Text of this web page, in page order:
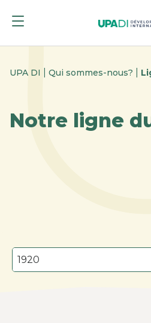
au
au
UPA DI Qui sommes-nous?
Notre ligne